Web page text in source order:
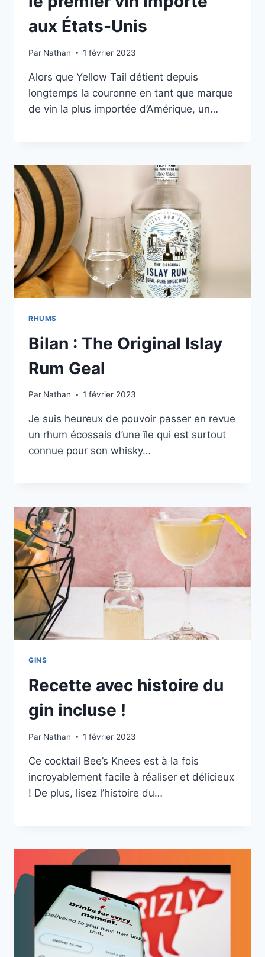
aux États-Unis
Par Nathan 1 février 2023
Alors que Yellow Tail détient depuis
longtemps la couronne en tant que marque
de vin la plus importée d’Amérique, un…
RHUMS
Bilan : The Original Islay
Rum Geal
Par Nathan 1 février 2023
Je suis heureux de pouvoir passer en revue
un rhum écossais d’une île qui est surtout
connue pour son whisky…
GINS
Recette avec histoire du
gin incluse !
Par Nathan 1 février 2023
Ce cocktail Bee’s Knees est à la fois
incroyablement facile à réaliser et délicieux
! De plus, lisez l’histoire du…